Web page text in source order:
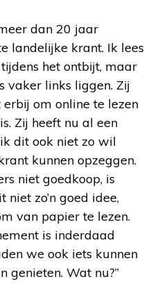
dan 20 jaar
landelijke krant. Ik lees
het ontbijt, maar
vaker links liggen. Zij
om online te lezen
Zij heeft nu al een
dit ook niet zo wil
kunnen opzeggen.
niet goedkoop, is
zo’n goed idee,
van papier te lezen.
is inderdaad
we ook iets kunnen
genieten. Wat nu?”